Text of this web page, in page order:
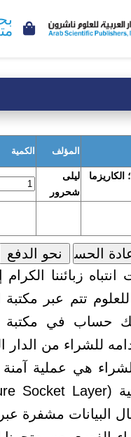
المؤلف الكمية
ليلى
شحرور
زبائننا
للعلوم تتم عبر
حساب في مكتبة
للشراء من الدار
البيانات مشفرة